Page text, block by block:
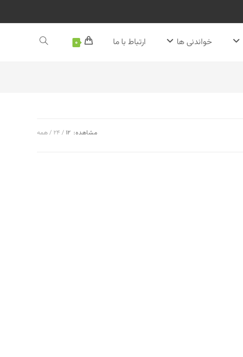
خواندنی ها ارتباط با ما 0 جستجوی
مشاهده: 12
24 همه